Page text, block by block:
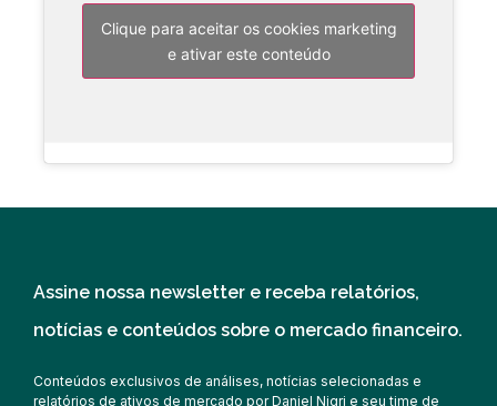
Clique para aceitar os cookies marketing
e ativar este conteúdo
Assine nossa newsletter e receba relatórios,
notícias e conteúdos sobre o mercado financeiro.
Conteúdos exclusivos de análises, notícias selecionadas e
relatórios de ativos de mercado por Daniel Nigri e seu time de